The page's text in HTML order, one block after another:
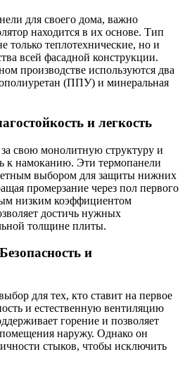
для своего дома, важно
находится в их основе. Тип
только теплотехнические, но и
всей фасадной конструкции.
производстве используются два
(ППУ) и минеральная
и легкость
свою монолитную структуру и
к намоканию. Эти термопанели
выбором для защиты нижних
промерзание через пол первого
низким коэффициентом
достичь нужных
толщине плиты.
и
для тех, кто ставит на первое
и естественную вентиляцию
горение и позволяет
наружу. Однако он
стыков, чтобы исключить